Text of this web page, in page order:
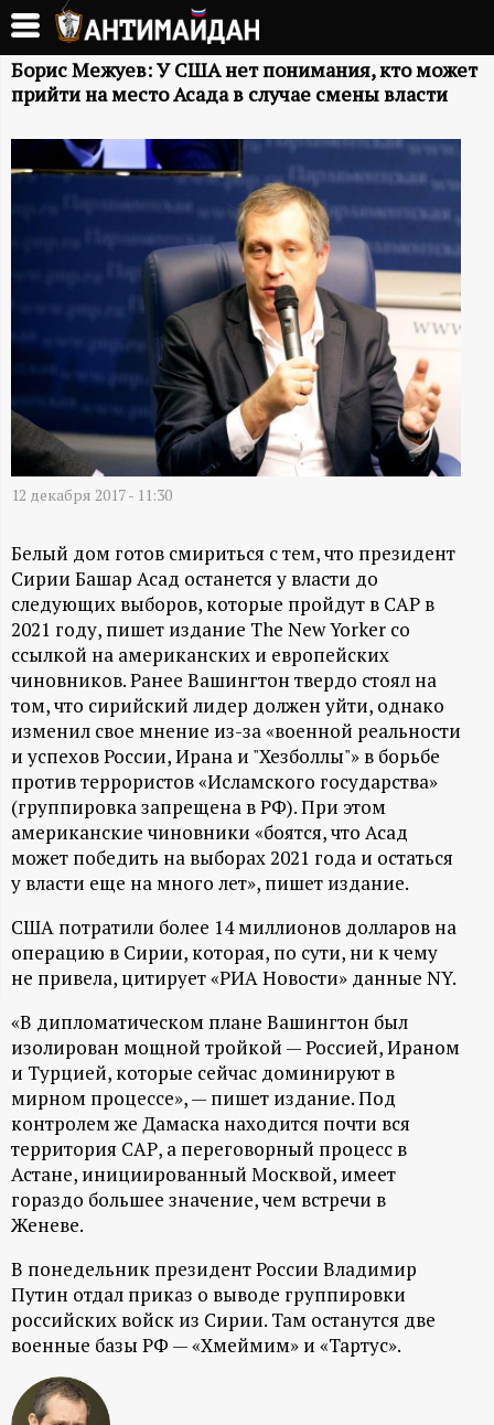
Перейти
основному
содержанию
А
Т
А
Й
Д
А
Н
-
и
н
ф
о
р
м
а
ц
и
о
н
н
ы
й
п
Борис Межуев: У США нет понимания, кто может
прийти на место Асада в случае смены власти
12 декабря 2017 - 11:30
Белый дом готов смириться с тем, что президент
Сирии Башар Асад останется у власти до
следующих выборов, которые пройдут в САР в
2021 году, пишет издание The New Yorker со
ссылкой на американских и европейских
чиновников. Ранее Вашингтон твердо стоял на
том, что сирийский лидер должен уйти, однако
изменил свое мнение из-за «военной реальности
и успехов России, Ирана и "Хезболлы"» в борьбе
против террористов «Исламского государства»
(группировка запрещена в РФ). При этом
американские чиновники «боятся, что Асад
может победить на выборах 2021 года и остаться
у власти еще на много лет», пишет издание.
США потратили более 14 миллионов долларов на
операцию в Сирии, которая, по сути, ни к чему
не привела, цитирует «РИА Новости» данные NY.
«В дипломатическом плане Вашингтон был
изолирован мощной тройкой — Россией, Ираном
и Турцией, которые сейчас доминируют в
мирном процессе», — пишет издание. Под
контролем же Дамаска находится почти вся
территория САР, а переговорный процесс в
Астане, инициированный Москвой, имеет
гораздо большее значение, чем встречи в
Женеве.
В понедельник президент России Владимир
Путин отдал приказ о выводе группировки
российских войск из Сирии. Там останутся две
военные базы РФ — «Хмеймим» и «Тартус».